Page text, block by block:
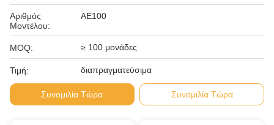
Αριθμός
Μοντέλου:
ΑΕ100
MOQ: ≥ 100 μονάδες
Τιμή: διαπραγματεύσιμα
Συνομιλία Τώρα Συνομιλία Τώρα